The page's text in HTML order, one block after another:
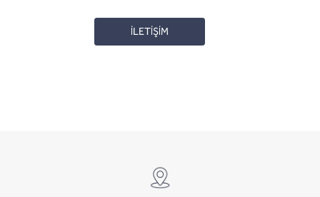
İLETİŞİM